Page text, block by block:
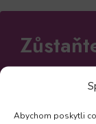
Abychom poskytli